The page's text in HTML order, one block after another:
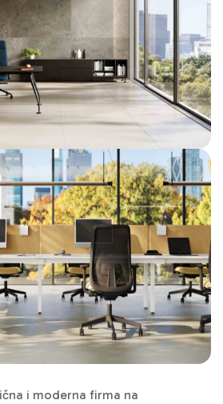
i moderna firma na